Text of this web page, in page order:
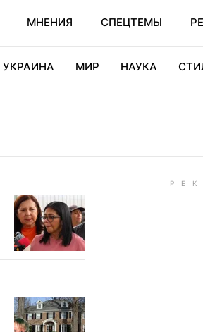
МНЕНИЯ СПЕЦТЕМЫ
УКРАИНА МИР НАУКА